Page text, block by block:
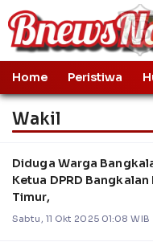
Home Peristiwa
Wakil
Diduga Warga
Ketua DPRD
Timur,
Sabtu, 11 Okt 2025 01:08 WIB